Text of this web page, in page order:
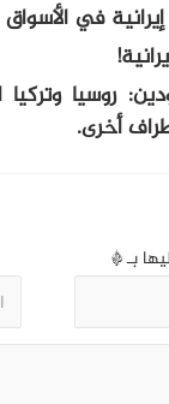
في الأسواق
روسيا
أخرى.
بـ*